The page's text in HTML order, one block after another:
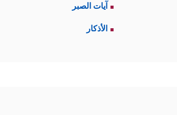
آيات الصبر
الأذكار